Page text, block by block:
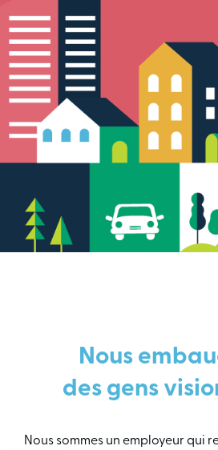
Nous
des gens
Nous sommes un employeur qui